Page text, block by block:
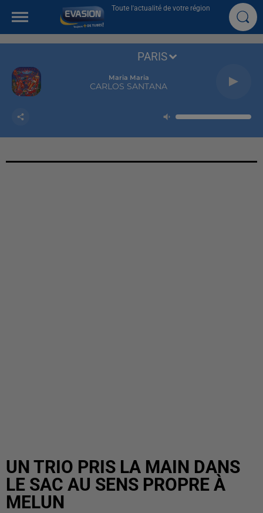
Toute l'actualité de votre région
Maria Maria
CARLOS SANTANA
PARIS
UN TRIO PRIS LA MAIN DANS
LE SAC AU SENS PROPRE À
MELUN